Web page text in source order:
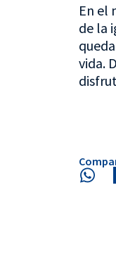
En el
de la
vida.